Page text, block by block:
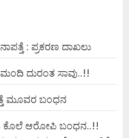
: ಪ್ರಕರಣ ದಾಖಲು
ದುರಂತ ಸಾವು..!!
ಮೂವರ ಬಂಧನ
ಕೊಲೆ ಆರೋಪಿ ಬಂಧನ..!!